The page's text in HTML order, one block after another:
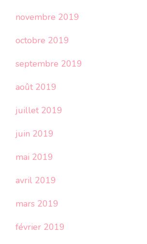
novembre 2019
octobre 2019
septembre 2019
août 2019
juillet 2019
juin 2019
mai 2019
avril 2019
mars 2019
février 2019